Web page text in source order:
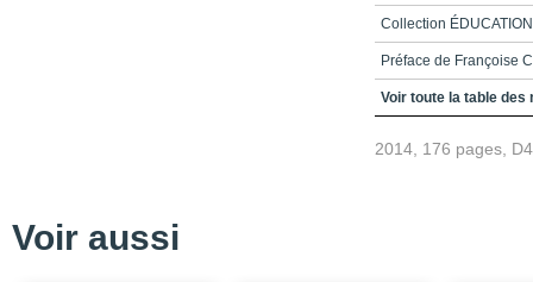
Collection
Préface de Françoise
Bibliographie
Voir toute la table des
2014, 176 pages,
Voir aussi